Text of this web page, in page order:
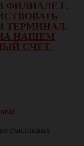
ФИЛИАЛЕ Г.
ТЕРМИНАЛ.
НАШЕМ
СЧЕТ.
счастливых